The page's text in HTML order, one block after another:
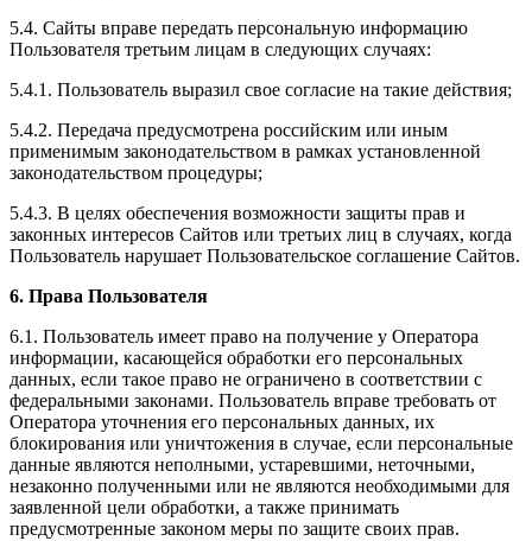
5.4. Сайты вправе передать персональную информацию
Пользователя третьим лицам в следующих случаях:
5.4.1. Пользователь выразил свое согласие на такие действия;
5.4.2. Передача предусмотрена российским или иным
применимым законодательством в рамках установленной
законодательством процедуры;
5.4.3. В целях обеспечения возможности защиты прав и
законных интересов Сайтов или третьих лиц в случаях, когда
Пользователь нарушает Пользовательское соглашение Сайтов.
6. Права Пользователя
6.1. Пользователь имеет право на получение у Оператора
информации, касающейся обработки его персональных
данных, если такое право не ограничено в соответствии с
федеральными законами. Пользователь вправе требовать от
Оператора уточнения его персональных данных, их
блокирования или уничтожения в случае, если персональные
данные являются неполными, устаревшими, неточными,
незаконно полученными или не являются необходимыми для
заявленной цели обработки, а также принимать
предусмотренные законом меры по защите своих прав.